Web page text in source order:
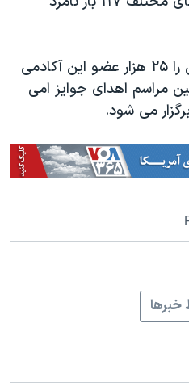
نامزدها و برندگان جوایز امی را ۲۵ هزار عضو این آکادمی
مراسم اهدای جوایز امی